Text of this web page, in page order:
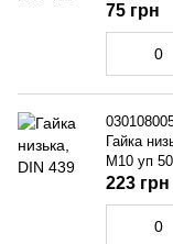
75 грн
Гайка
M10 уп
223 грн